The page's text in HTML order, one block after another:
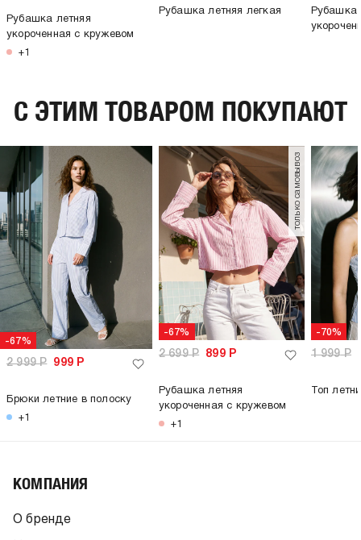
Рубашка летняя
укороченная с кружевом
+1
Рубашка летняя легкая
Рубашка
C ЭТИМ ТОВАРОМ ПОКУПАЮТ
-67%
2 999Р 999 Р
Брюки летние в полоску
+1
-67%
только самовывоз
2 699Р 899Р
Рубашка летняя
укороченная с кружевом
+1
-70%
1 999Р
Топ
КОМПАНИЯ
О бренде